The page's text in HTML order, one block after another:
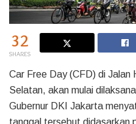
32
SHARES
Car Free Day (CFD) di Jalan
Selatan, akan mulai
Gubernur DKI Jakarta
tanggal tersebut didasarkan